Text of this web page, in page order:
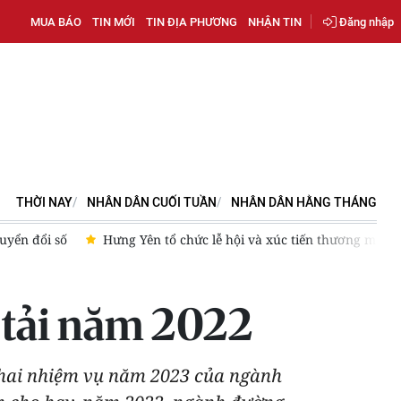
MUA BÁO TIN MỚI TIN ĐỊA PHƯƠNG NHẬN TIN Đăng nhập
THỜI NAY NHÂN DÂN CUỐI TUẦN NHÂN DÂN HẰNG THÁNG
Yên tổ chức lễ hội và xúc tiến thương mại nhãn lồng Hưng Yên
năm 2022
nhiệm vụ năm 2023 của ngành